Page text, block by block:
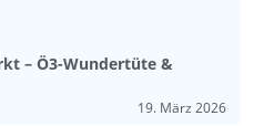
– Ö3-Wundertüte &
19. März 2026